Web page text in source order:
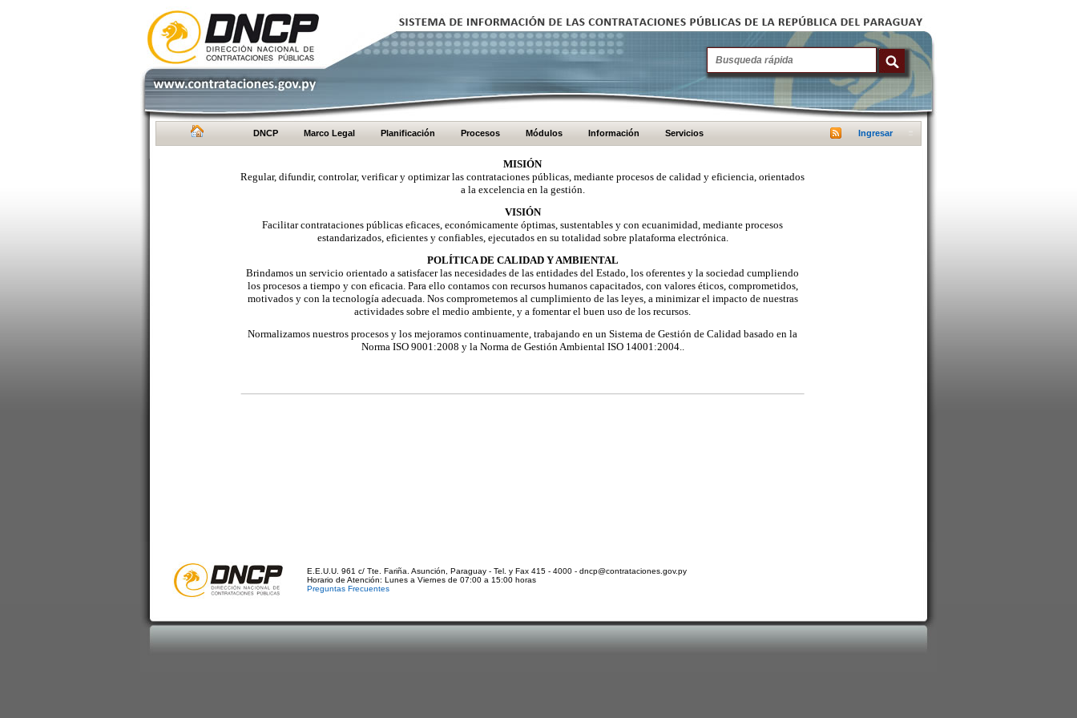
DNCP Marco Legal Planificación Procesos Módulos Información Servicios Ingresar
MISIÓN
Regular, difundir, controlar, verificar y optimizar las contrataciones públicas, mediante procesos de calidad y eficiencia, orientados
a la excelencia en la gestión.
VISIÓN
Facilitar contrataciones públicas eficaces, económicamente óptimas, sustentables y con ecuanimidad, mediante procesos
estandarizados, eficientes y confiables, ejecutados en su totalidad sobre plataforma electrónica.
POLÍTICA DE CALIDAD Y AMBIENTAL
Brindamos un servicio orientado a satisfacer las necesidades de las entidades del Estado, los oferentes y la sociedad cumpliendo
los procesos a tiempo y con eficacia. Para ello contamos con recursos humanos capacitados, con valores éticos, comprometidos,
motivados y con la tecnología adecuada. Nos comprometemos al cumplimiento de las leyes, a minimizar el impacto de nuestras
actividades sobre el medio ambiente, y a fomentar el buen uso de los recursos.
Normalizamos nuestros procesos y los mejoramos continuamente, trabajando en un Sistema de Gestión de Calidad basado en la
Norma ISO 9001:2008 y la Norma de Gestión Ambiental ISO 14001:2004..
E.E.U.U. 961 c/ Tte. Fariña. Asunción, Paraguay - Tel. y Fax 415 - 4000 - dncp@contrataciones.gov.py
Horario de Atención: Lunes a Viernes de 07:00 a 15:00 horas
Preguntas Frecuentes